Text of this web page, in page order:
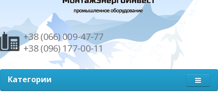
+38 (066) 009-47-77
+38 (096) 177-00-11
Категории